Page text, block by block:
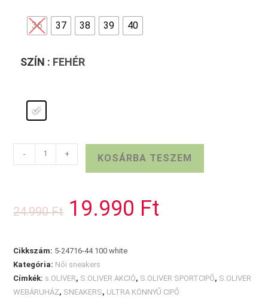
36 37 38 39 40
SZÍN : FEHÉR
S.OLIVER
- + KOSÁRBA TESZEM
24.990Ft
Original
price
was:
19.990 Ft
Cikkszám: 5-24716-44 100 white
Kategória: Női sneakers
Címkék: s.OLIVER, S.OLIVER AKCIÓ, S.OLIVER SPORTCIPŐ, S.OLIVER
WEBÁRUHÁZ, SNEAKERS, ULTRA KÖNNYŰ CIPŐ